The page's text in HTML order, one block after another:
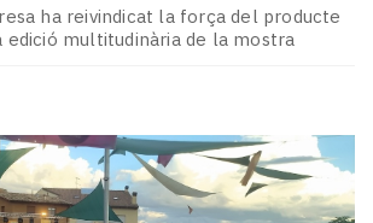
ha reivindicat la força del producte
edició multitudinària de la mostra